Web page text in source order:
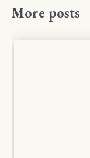
More posts